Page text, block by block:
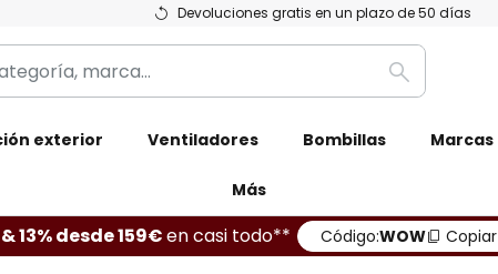
Devoluciones gratis en un plazo de 50 días
Buscar
exterior Ventiladores Bombillas Marcas
Más
13% desde 159€en casi todo** Código:WOW Copiar